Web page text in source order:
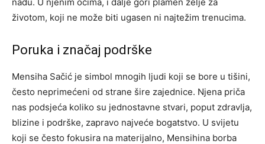
životom, koji ne može biti ugasen ni najtežim trenucima.
Poruka i značaj podrške
Mensiha Sačić je simbol mnogih ljudi koji se bore u tišini,
često neprimećeni od strane šire zajednice. Njena priča
nas podsjeća koliko su jednostavne stvari, poput zdravlja,
blizine i podrške, zapravo najveće bogatstvo. U svijetu
koji se često fokusira na materijalno, Mensihina borba